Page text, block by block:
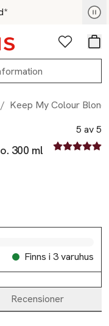
nu
Favoriter
/ Keep My Colour
300 ml
5 av 5
5 av fem
Finns i 3 varuhus
Recensioner